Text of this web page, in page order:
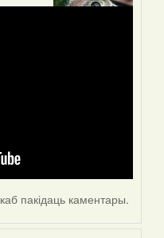
каб пакідаць каментары.